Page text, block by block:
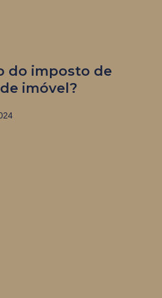
do imposto de
imóvel?